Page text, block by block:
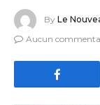
By Le
Aucun